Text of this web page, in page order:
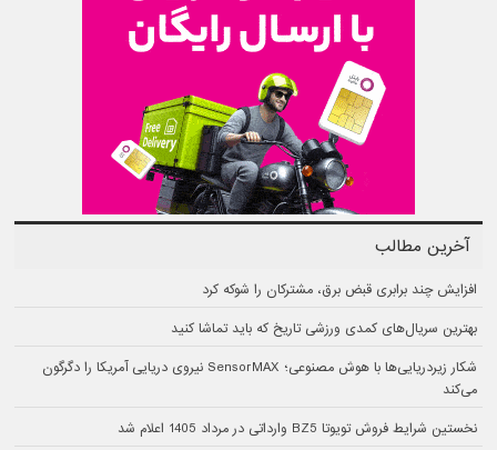
آخرین مطالب
افزایش چند برابری قبض برق، مشترکان را شوکه کرد
بهترین سریال‌های کمدی ورزشی تاریخ که باید تماشا کنید
شکار زیردریایی‌ها با هوش مصنوعی؛ SensorMAX نیروی دریایی آمریکا را دگرگون
می‌کند
نخستین شرایط فروش تویوتا BZ5 وارداتی در مرداد 1405 اعلام شد